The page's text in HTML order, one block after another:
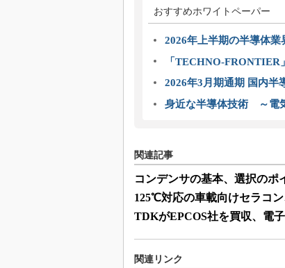
おすすめホワイトペーパー
2026年上半期の半導体
「TECHNO-FRONTIER
2026年3月期通期 国内半
身近な半導体技術 ～電
関連記事
コンデンサの基本、選択のポ
125℃対応の車載向けセラコ
TDKがEPCOS社を買収、電
関連リンク